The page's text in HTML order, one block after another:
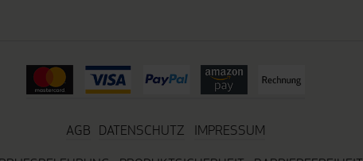
AGB DATENSCHUTZ
IMPRESSUM